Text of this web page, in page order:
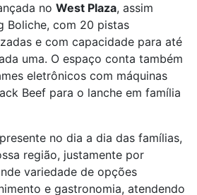
no West Plaza, assim
Boliche, com 20 pistas
e com capacidade para até
uma. O espaço conta também
eletrônicos com máquinas
Beef para o lanche em família
no dia a dia das famílias,
região, justamente por
variedade de opções
e gastronomia, atendendo